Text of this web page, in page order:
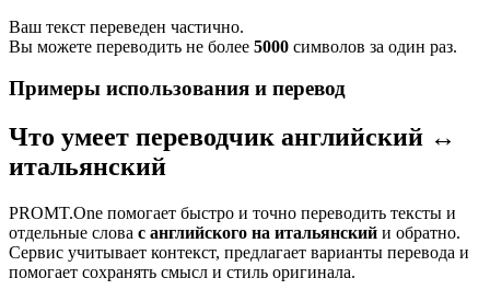
Ваш текст переведен частично.
Вы можете переводить не более 5000 символов за один раз.
Примеры использования и перевод
Что умеет переводчик английский ↔
итальянский
PROMT.One помогает быстро и точно переводить тексты и
отдельные слова с английского на итальянский и обратно.
Сервис учитывает контекст, предлагает варианты перевода и
помогает сохранять смысл и стиль оригинала.